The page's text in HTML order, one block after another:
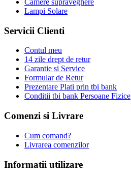
Camere supraveghere
Lampi Solare
Servicii Clienti
Contul meu
14 zile drept de retur
Garantie si Service
Formular de Retur
Prezentare Plati prin tbi bank
Conditii tbi bank Persoane Fizice
Comenzi si Livrare
Cum comand?
Livrarea comenzilor
Informatii utilizare